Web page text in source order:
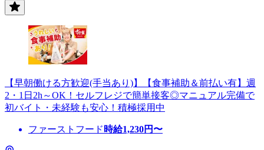
【早朝働ける方歓迎(手当あり)】【食事補助＆前払い有】週
2・1日2h～OK！セルフレジで簡単接客◎マニュアル完備で
初バイト・未経験も安心！積極採用中
ファーストフード 時給1,230円〜